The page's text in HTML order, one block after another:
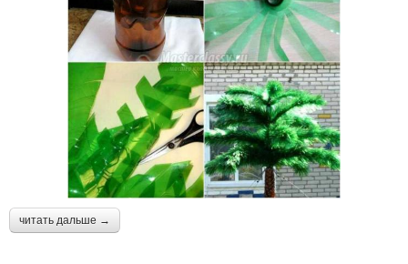
читать дальше →